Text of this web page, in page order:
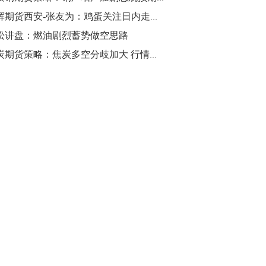
中辉期货西安-张友为：鸡蛋关注日内走势，纸浆橡胶寻找做空机会
讲盘：燃油剧烈蓄势做空思路
焦炭期货策略：焦炭多空分歧加大 行情增仓走低